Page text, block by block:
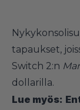
tapaukset,
Switch 2:n
dollarilla.
Lue myös: